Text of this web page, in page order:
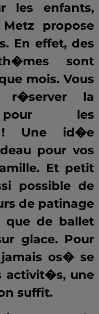
les enfants,
propose
En effet, des
sont
mois. Vous
r�server la
pour les
! Une id�e
pour vos
Et petit
possible de
de patinage
que de ballet
glace. Pour
os� se
activit�s, une
suffit.